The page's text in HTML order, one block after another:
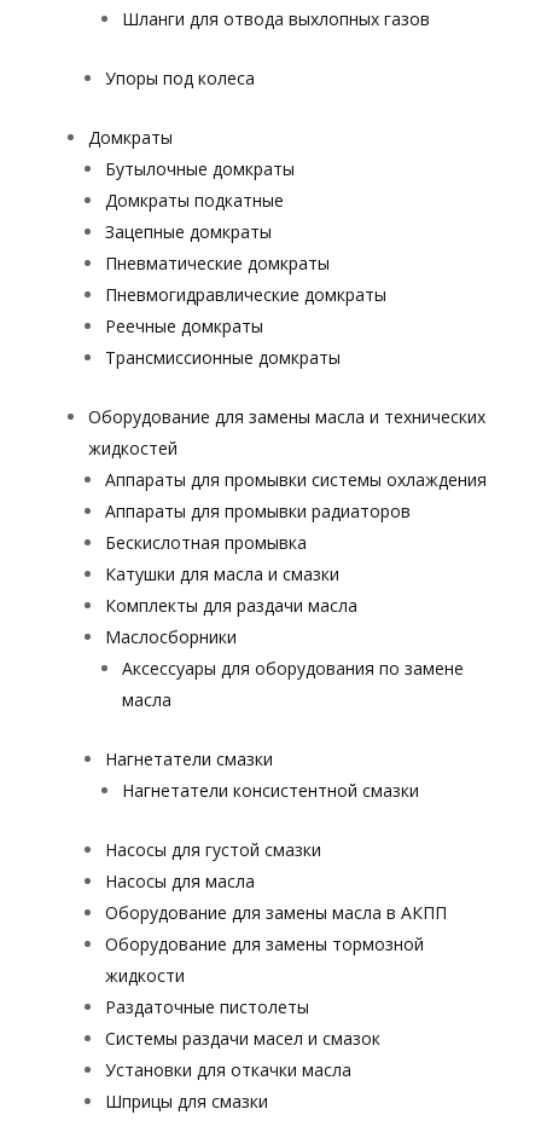
Шланги для отвода выхлопных газов
Упоры под колеса
Домкраты
Бутылочные домкраты
Домкраты подкатные
Зацепные домкраты
Пневматические домкраты
Пневмогидравлические домкраты
Реечные домкраты
Трансмиссионные домкраты
Оборудование для замены масла и технических
жидкостей
Аппараты для промывки системы охлаждения
Аппараты для промывки радиаторов
Бескислотная промывка
Катушки для масла и смазки
Комплекты для раздачи масла
Маслосборники
Аксессуары для оборудования по замене
масла
Нагнетатели смазки
Нагнетатели консистентной смазки
Насосы для густой смазки
Насосы для масла
Оборудование для замены масла в АКПП
Оборудование для замены тормозной
жидкости
Раздаточные пистолеты
Системы раздачи масел и смазок
Установки для откачки масла
Шприцы для смазки